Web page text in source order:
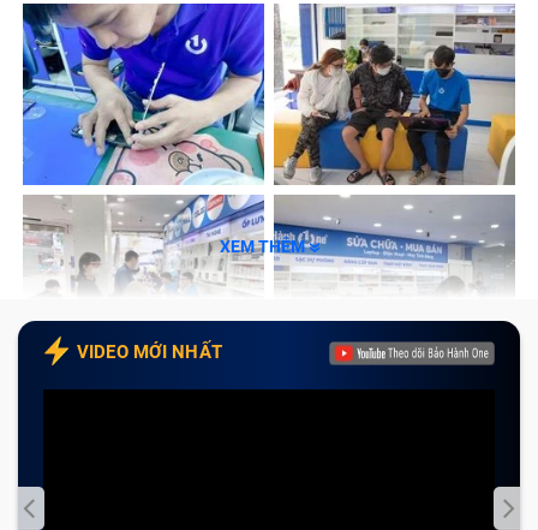
XEM THÊM
VIDEO MỚI NHẤT